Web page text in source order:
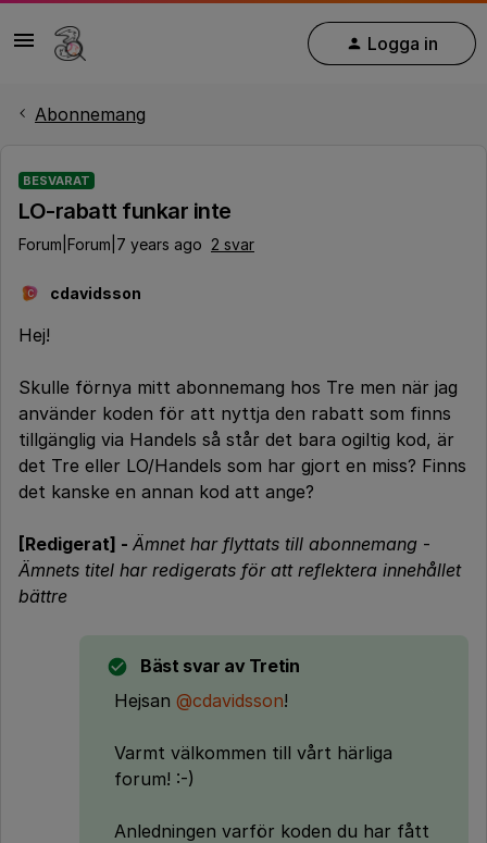
Logga in
Abonnemang
BESVARAT
LO-rabatt funkar inte
Forum|Forum|7 years ago 2 svar
C cdavidsson
Hej!
Skulle förnya mitt abonnemang hos Tre men när jag
använder koden för att nyttja den rabatt som finns
tillgänglig via Handels så står det bara ogiltig kod, är
det Tre eller LO/Handels som har gjort en miss? Finns
det kanske en annan kod att ange?
[Redigerat] - Ämnet har flyttats till abonnemang -
Ämnets titel har redigerats för att reflektera innehållet
bättre
Bäst svar av Tretin
Hejsan @cdavidsson!
Varmt välkommen till vårt härliga
forum! :-)
Anledningen varför koden du har fått